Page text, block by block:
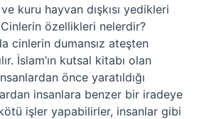
kuru hayvan dışkısı yedikleri
özellikleri nelerdir?
cinlerin dumansız ateşten
İslam’ın kutsal kitabı olan
önce yaratıldığı
insanlara benzer bir iradeye
işler yapabilirler, insanlar gibi